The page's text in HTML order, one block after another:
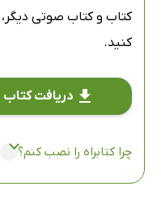
کتاب و کتاب صوتی دیگر،
کنید.
دریافت کتاب
چرا کتابراه را نصب کنم؟